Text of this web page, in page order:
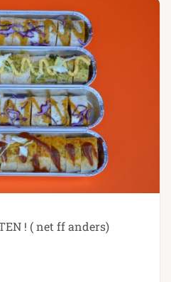
! ( net ff anders)